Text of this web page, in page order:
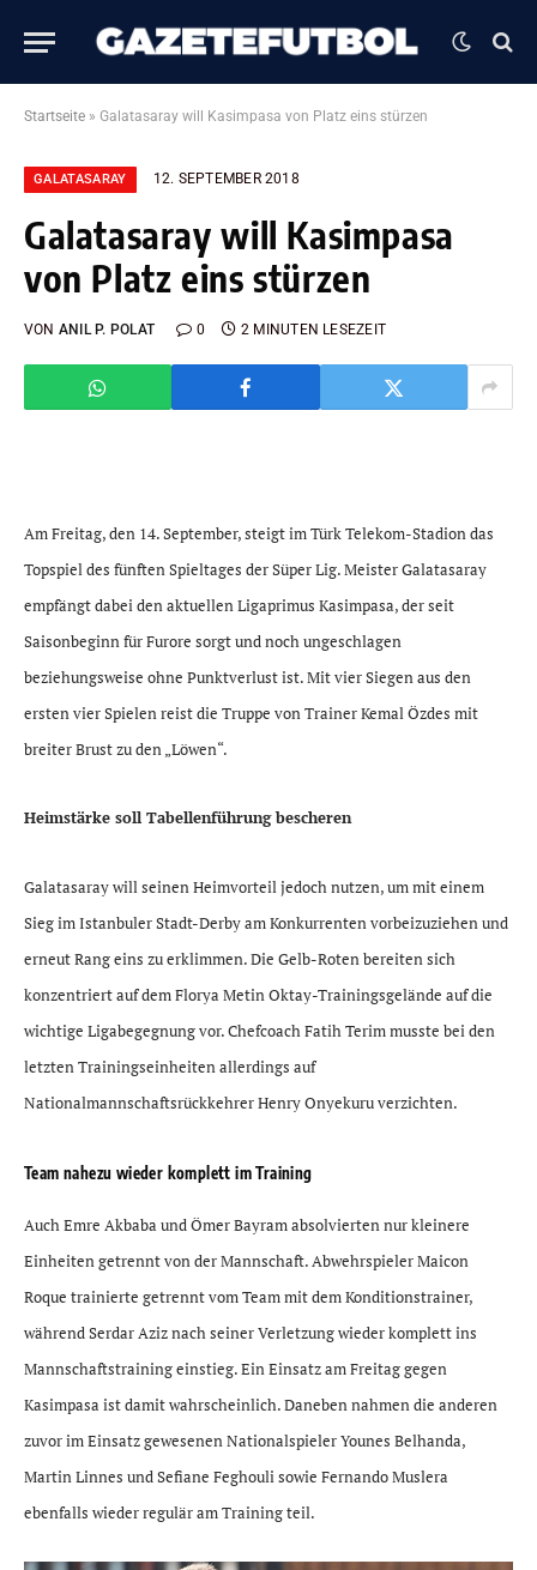
Startseite » Galatasaray will Kasimpasa von Platz eins stürzen
GALATASARAY 12. SEPTEMBER 2018
Galatasaray will Kasimpasa
von Platz eins stürzen
VON ANIL P. POLAT 0 2 MINUTEN LESEZEIT
Am Freitag, den 14. September, steigt im Türk Telekom-Stadion das
Topspiel des fünften Spieltages der Süper Lig. Meister Galatasaray
empfängt dabei den aktuellen Ligaprimus Kasimpasa, der seit
Saisonbeginn für Furore sorgt und noch ungeschlagen
beziehungsweise ohne Punktverlust ist. Mit vier Siegen aus den
ersten vier Spielen reist die Truppe von Trainer Kemal Özdes mit
breiter Brust zu den „Löwen“.
Heimstärke soll Tabellenführung bescheren
Galatasaray will seinen Heimvorteil jedoch nutzen, um mit einem
Sieg im Istanbuler Stadt-Derby am Konkurrenten vorbeizuziehen und
erneut Rang eins zu erklimmen. Die Gelb-Roten bereiten sich
konzentriert auf dem Florya Metin Oktay-Trainingsgelände auf die
wichtige Ligabegegnung vor. Chefcoach Fatih Terim musste bei den
letzten Trainingseinheiten allerdings auf
Nationalmannschaftsrückkehrer Henry Onyekuru verzichten.
Team nahezu wieder komplett im Training
Auch Emre Akbaba und Ömer Bayram absolvierten nur kleinere
Einheiten getrennt von der Mannschaft. Abwehrspieler Maicon
Roque trainierte getrennt vom Team mit dem Konditionstrainer,
während Serdar Aziz nach seiner Verletzung wieder komplett ins
Mannschaftstraining einstieg. Ein Einsatz am Freitag gegen
Kasimpasa ist damit wahrscheinlich. Daneben nahmen die anderen
zuvor im Einsatz gewesenen Nationalspieler Younes Belhanda,
Martin Linnes und Sefiane Feghouli sowie Fernando Muslera
ebenfalls wieder regulär am Training teil.